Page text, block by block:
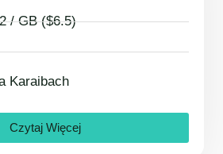
/ GB ($6.5)
Karaibach
Czytaj Więcej